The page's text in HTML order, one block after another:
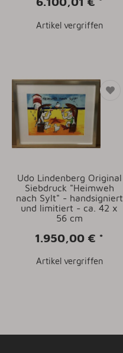
Artikel vergriffen
Udo Lindenberg Original
Siebdruck "Heimweh
nach Sylt" - handsigniert
und limitiert - ca. 42 x
56 cm
1.950,00 € *
Artikel vergriffen